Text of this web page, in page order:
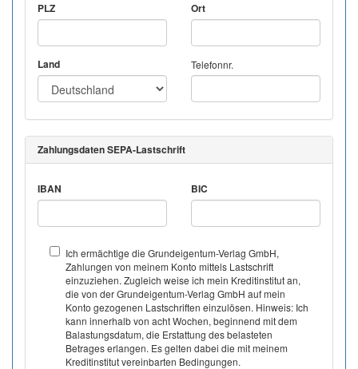
PLZ Ort
Land Telefonnr.
Zahlungsdaten SEPA-Lastschrift
IBAN BIC
Ich ermächtige die Grundeigentum-Verlag GmbH,
Zahlungen von meinem Konto mittels Lastschrift
einzuziehen. Zugleich weise ich mein Kreditinstitut an,
die von der Grundeigentum-Verlag GmbH auf mein
Konto gezogenen Lastschriften einzulösen. Hinweis: Ich
kann innerhalb von acht Wochen, beginnend mit dem
Balastungsdatum, die Erstattung des belasteten
Betrages erlangen. Es gelten dabei die mit meinem
Kreditinstitut vereinbarten Bedingungen.